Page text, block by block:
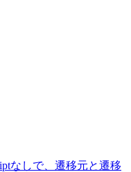
なしで、遷移元と遷移